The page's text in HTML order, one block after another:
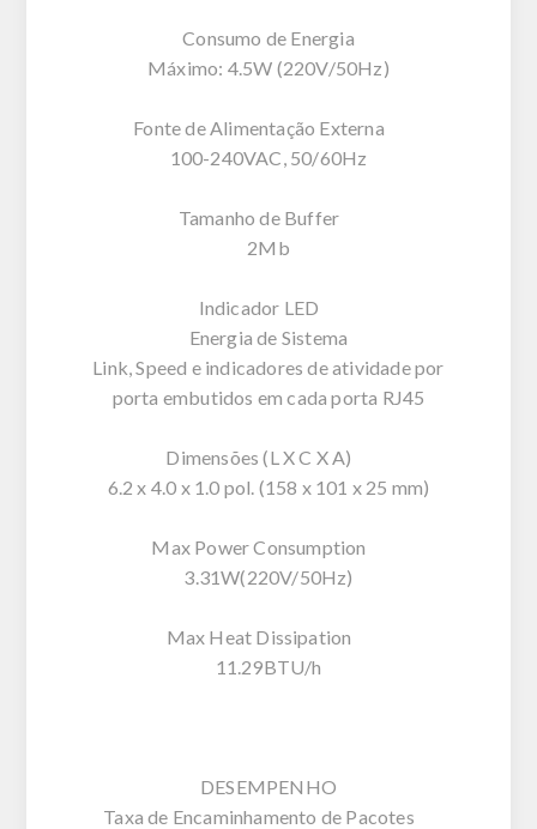
Consumo de Energia
Máximo: 4.5W (220V/50Hz)
Fonte de Alimentação Externa
100-240VAC, 50/60Hz
Tamanho de Buffer
2Mb
Indicador LED
Energia de Sistema
Link, Speed e indicadores de atividade por
porta embutidos em cada porta RJ45
Dimensões (L X C X A)
6.2 x 4.0 x 1.0 pol. (158 x 101 x 25 mm)
Max Power Consumption
3.31W(220V/50Hz)
Max Heat Dissipation
11.29BTU/h
DESEMPENHO
Taxa de Encaminhamento de Pacotes